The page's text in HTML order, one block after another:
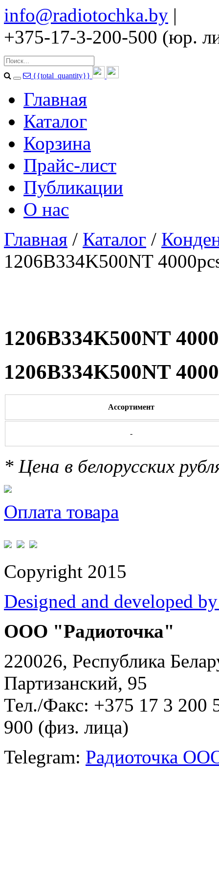
info@radiotochka.by |
+375-17-3-200-500 (юр.
{{total_quantity}}
Главная
Каталог
Корзина
Прайс-лист
Публикации
О нас
Главная / Каталог /
1206B334K500NT
1206B334K500NT
1206B334K500NT
Ассортимент
-
* Цена в белорусских
Оплата товара
Copyright 2015
Designed and developed
ООО "Радиоточка"
220026, Республика
Партизанский, 95
Тел./Факс: +375 17 3
900 (физ. лица)
Telegram: Радиоточка